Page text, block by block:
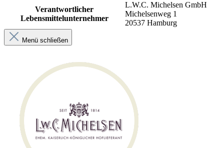
Verantwortlicher
Lebensmittelunternehmer
L.W.C. Michelsen GmbH
Michelsenweg 1
20537 Hamburg
Menü schließen